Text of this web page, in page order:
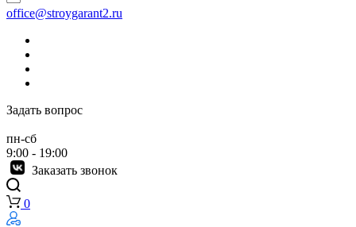
office@stroygarant2.ru
Задать вопрос
пн-сб
9:00 - 19:00
Заказать звонок
0